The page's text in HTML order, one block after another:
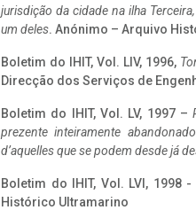
jurisdição da cidade na ilha
um deles. Anónimo – Arquivo
Boletim do IHIT, Vol. LIV, 1996,
Direcção dos Serviços de
Boletim do IHIT, Vol. LV, 1997 –
prezente inteiramente
d’aquelles que se podem desde já
Boletim do IHIT, Vol. LVI, 1998 -
Histórico Ultramarino